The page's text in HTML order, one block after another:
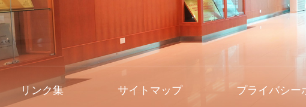
リンク集 サイトマップ プライバシー